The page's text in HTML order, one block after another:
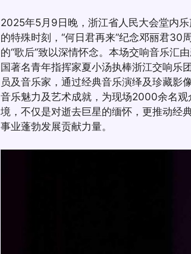
2025年5月9日晚，浙江省人民大会堂内
的特殊时刻，“何日君再来”纪念邓丽君30
的“歌后”致以深情怀念。本场交响音乐汇
国著名青年指挥家夏小汤执棒浙江交响乐
员及音乐家，通过经典音乐演绎及珍藏影
音乐魅力及艺术成就，为现场2000余名
境，不仅是对逝去巨星的缅怀，更推动经
事业蓬勃发展贡献力量。